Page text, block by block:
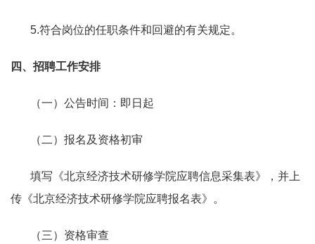
5.符合岗位的任职条件和回避的有关规定。
四、招聘工作安排
（一）公告时间：即日起
（二）报名及资格初审
填写《北京经济技术研修学院应聘信息采集表》，并上
传《北京经济技术研修学院应聘报名表》。
（三）资格审查